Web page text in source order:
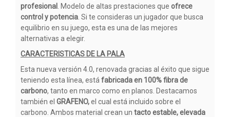
profesional . Modelo de altas prestaciones que ofrece
control y potencia . Si te consideras un jugador que busca
equilibrio en su juego, esta es una de las mejores
alternativas a elegir.
CARACTERISTICAS DE LA PALA
Esta nueva versión 4.0, renovada gracias al éxito que sigue
teniendo esta línea, está fabricada en 100% fibra de
carbono, tanto en marco como en planos. Destacamos
también el GRAFENO,el cual está incluido sobre el
carbono. Ambos material crean un tacto estable, elevada